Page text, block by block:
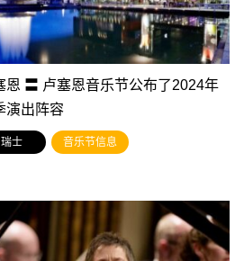
恩 〓 卢塞恩音乐节公布了2024年
演出阵容
士 音乐节信息